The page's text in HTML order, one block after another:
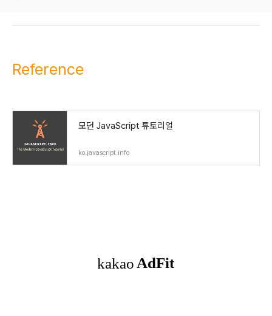
Reference
모던 JavaScript 튜토리얼
ko.javascript.info